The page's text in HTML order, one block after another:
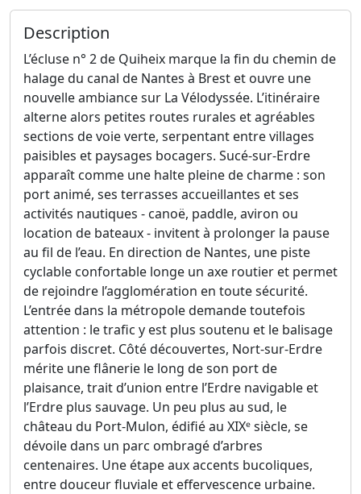
Description
L’écluse n° 2 de Quiheix marque la fin du chemin de
halage du canal de Nantes à Brest et ouvre une
nouvelle ambiance sur La Vélodyssée. L’itinéraire
alterne alors petites routes rurales et agréables
sections de voie verte, serpentant entre villages
paisibles et paysages bocagers. Sucé-sur-Erdre
apparaît comme une halte pleine de charme : son
port animé, ses terrasses accueillantes et ses
activités nautiques - canoë, paddle, aviron ou
location de bateaux - invitent à prolonger la pause
au fil de l’eau. En direction de Nantes, une piste
cyclable confortable longe un axe routier et permet
de rejoindre l’agglomération en toute sécurité.
L’entrée dans la métropole demande toutefois
attention : le trafic y est plus soutenu et le balisage
parfois discret. Côté découvertes, Nort-sur-Erdre
mérite une flânerie le long de son port de
plaisance, trait d’union entre l’Erdre navigable et
l’Erdre plus sauvage. Un peu plus au sud, le
château du Port-Mulon, édifié au XIXᵉ siècle, se
dévoile dans un parc ombragé d’arbres
centenaires. Une étape aux accents bucoliques,
entre douceur fluviale et effervescence urbaine.